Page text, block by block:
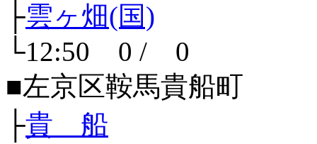
├雲ヶ畑(国)
└12:50 0 / 0
■左京区鞍馬貴船町
├貴 船